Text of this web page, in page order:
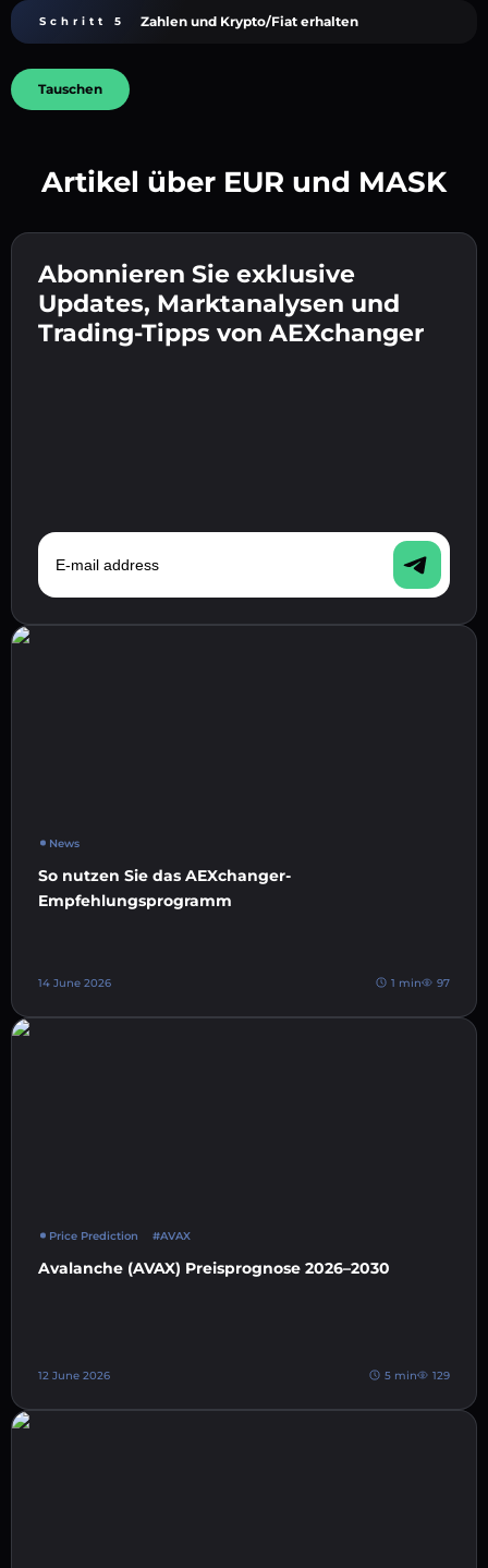
Gib deine Krypto-Wallet-Adresse ein 👉 fahre
mit dem nächsten Schritt fort.
Bestätige deine Identität 👉 fahre mit dem
letzten Schritt fort.
Schritt 5 Zahlen und Krypto/Fiat erhalten
Sende die Einzahlung 👉 erhalte Krypto oder
Fiat in deiner Wallet.
Tauschen
Artikel über EUR und MASK
Abonnieren Sie exklusive
Updates, Marktanalysen und
Trading-Tipps von AEXchanger
E-mail address
News
So nutzen Sie das AEXchanger-
Empfehlungsprogramm
14 June 2026 1 min 97
Price Prediction #AVAX
Avalanche (AVAX) Preisprognose 2026–2030
12 June 2026 5 min 129